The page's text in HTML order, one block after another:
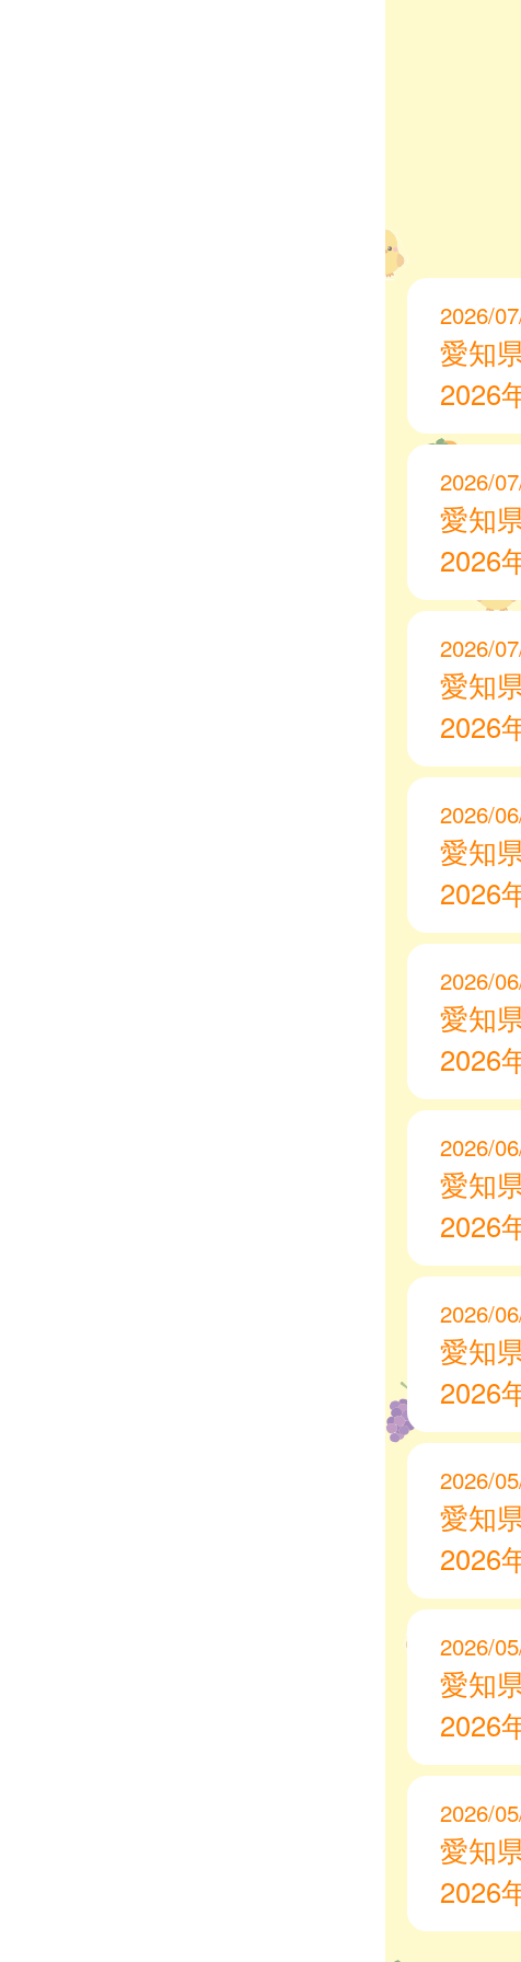
2026/
愛知
2026
2026/
愛知
2026
2026/
愛知
2026
2026/
愛知
2026
2026/
愛知
2026
2026/
愛知
2026
2026/
愛知
2026
2026/
愛知
2026
2026/
愛知
2026
2026/
愛知
2026